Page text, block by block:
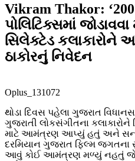
Vikram Thakor:
પોલિટિક્સમાં
સિલેક્ટેડ કલાકારોને
ઠાકોરનું નિવેદન
Oplus_131072
થોડા દિવસ પહેલા ગુજરાત
ગુજરાતી લોકસંગીતના કલાકારોને
માટે આમંત્રણ આપ્યું હતું અને
દરમિયાન ગુજરાત ફિલ્મ જગતના
આવું કોઈ આમંત્રણ મળ્યું નહતું જેને